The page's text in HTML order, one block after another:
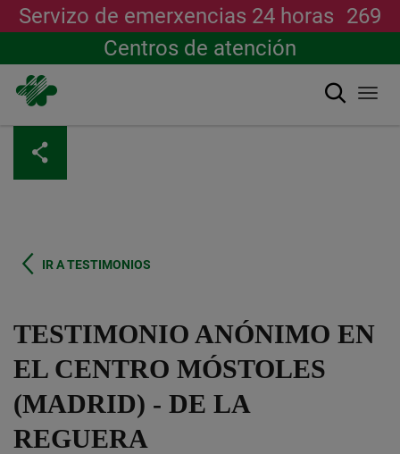
contido
principal
Servizo de emerxencias 24 horas 269
Centros de atención
Buscar
IR A TESTIMONIOS
TESTIMONIO ANÓNIMO EN
EL CENTRO MÓSTOLES
(MADRID) - DE LA
REGUERA